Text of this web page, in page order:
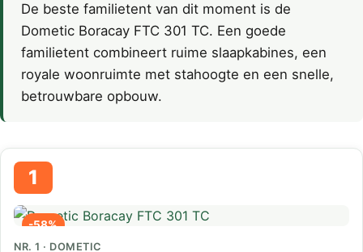
De beste familietent van dit moment is de
Dometic Boracay FTC 301 TC. Een goede
familietent combineert ruime slaapkabines, een
royale woonruimte met stahoogte en een snelle,
betrouwbare opbouw.
1
-58%
NR. 1 · DOMETIC